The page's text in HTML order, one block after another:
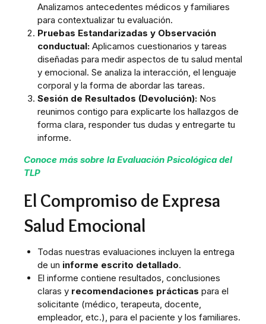
Analizamos antecedentes médicos y familiares
para contextualizar tu evaluación.
Pruebas Estandarizadas y Observación
conductual:Aplicamos cuestionarios y tareas
diseñadas para medir aspectos de tu salud mental
y emocional. Se analiza la interacción, el lenguaje
corporal y la forma de abordar las tareas.
Sesión de Resultados (Devolución):Nos
reunimos contigo para explicarte los hallazgos de
forma clara, responder tus dudas y entregarte tu
informe.
Conoce más sobre la Evaluación Psicológica del
TLP
El Compromiso de Expresa
Salud Emocional
Todas nuestras evaluaciones incluyen la entrega
de un informe escrito detallado.
El informe contiene resultados, conclusiones
claras y recomendaciones prácticas para el
solicitante (médico, terapeuta, docente,
empleador, etc.), para el paciente y los familiares.